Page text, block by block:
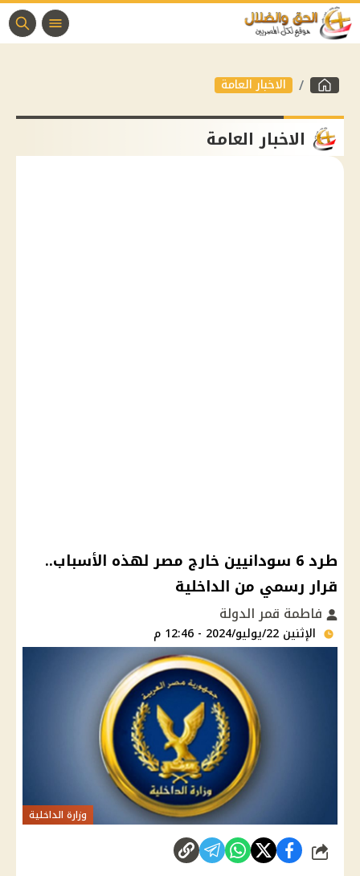
الاخبار العامة
الاخبار العامة
طرد 6 سودانيين خارج مصر لهذه الأسباب..
قرار رسمي من الداخلية
فاطمة قمر الدولة
الإثنين 22/يوليو/2024 - 12:46 م
وزارة الداخلية
شارك